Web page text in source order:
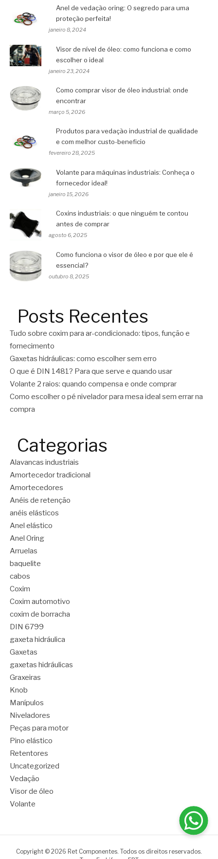
Anel de vedação oring: O segredo para uma
proteção perfeita!
janeiro 8, 2024
Visor de nível de óleo: como funciona e como
escolher o ideal
janeiro 23, 2024
Como comprar visor de óleo industrial: onde
encontrar
março 5, 2026
Produtos para vedação industrial de qualidade
e com melhor custo-beneficio
fevereiro 28, 2025
Volante para máquinas industriais: Conheça o
fornecedor ideal!
janeiro 15, 2026
Coxins industriais: o que ninguém te contou
antes de comprar
agosto 6, 2025
Como funciona o visor de óleo e por que ele é
essencial?
outubro 8, 2025
Posts Recentes
Tudo sobre coxim para ar-condicionado: tipos, função e
fornecimento
Gaxetas hidráulicas: como escolher sem erro
O que é DIN 1481? Para que serve e quando usar
Volante 2 raios: quando compensa e onde comprar
Como escolher o pé nivelador para mesa ideal sem errar na
compra
Categorias
Alavancas industriais
Amortecedor tradicional
Amortecedores
Anéis de retenção
anéis elásticos
Anel elástico
Anel Oring
Arruelas
baquelite
cabos
Coxim
Coxim automotivo
coxim de borracha
DIN 6799
gaxeta hidráulica
Gaxetas
gaxetas hidráulicas
Graxeiras
Knob
Manípulos
Niveladores
Peças para motor
Pino elástico
Retentores
Uncategorized
Vedação
Visor de óleo
Volante
Copyright © 2026 Ret Componentes. Todos os direitos reservados.